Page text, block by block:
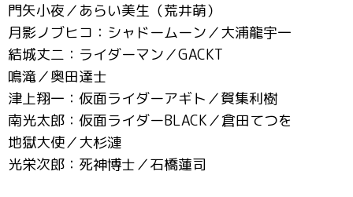
門矢小夜／あらい美生（荒井萌）
月影ノブヒコ：シャドームーン／大浦龍宇一
結城丈二：ライダーマン／GACKT
鳴滝／奥田達士
津上翔一：仮面ライダーアギト／賀集利樹
南光太郎：仮面ライダーBLACK／倉田てつを
地獄大使／大杉漣
光栄次郎：死神博士／石橋蓮司